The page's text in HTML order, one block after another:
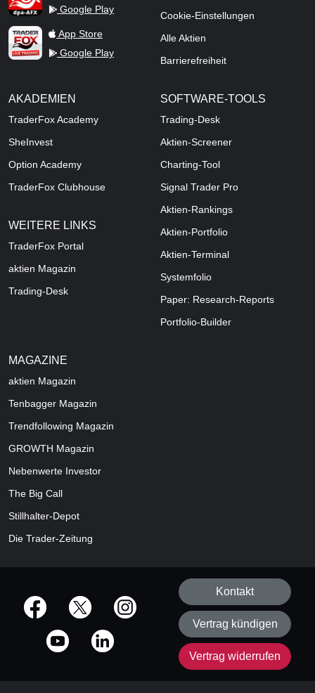
Google Play
TraderFox Live Trading
App Store
Google Play
Cookie-Einstellungen
Alle Aktien
Barrierefreiheit
AKADEMIEN
TraderFox Academy
SheInvest
Option Academy
TraderFox Clubhouse
WEITERE LINKS
TraderFox Portal
aktien Magazin
Trading-Desk
SOFTWARE-TOOLS
Trading-Desk
Aktien-Screener
Charting-Tool
Signal Trader Pro
Aktien-Rankings
Aktien-Portfolio
Aktien-Terminal
Systemfolio
Paper: Research-Reports
Portfolio-Builder
MAGAZINE
aktien Magazin
Tenbagger Magazin
Trendfollowing Magazin
GROWTH Magazin
Nebenwerte Investor
The Big Call
Stillhalter-Depot
Die Trader-Zeitung
offizielle Social Media-Accounts
Kontakt
Vertrag kündigen
Vertrag widerrufen